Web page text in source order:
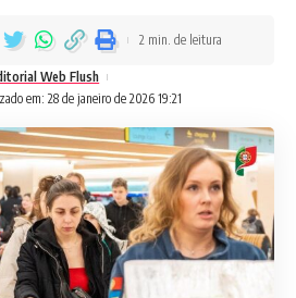
em: 28 de janeiro de 2026 19:21
Web Flush
2 min. de leitura